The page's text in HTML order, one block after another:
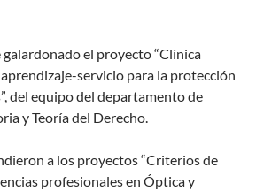
el proyecto “Clínica
servicio para la protección
del equipo del departamento de
y Teoría del Derecho.
a los proyectos “Criterios de
profesionales en Óptica y